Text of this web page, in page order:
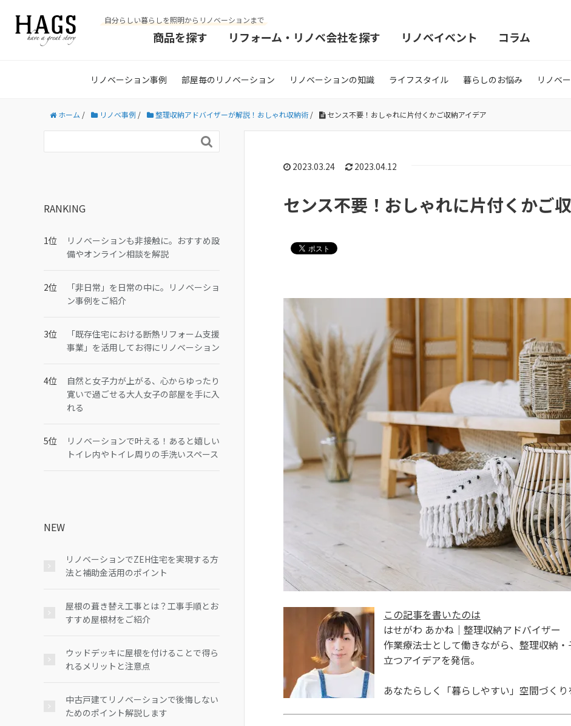
自分らしい暮らしを照明からリノベーションまで
商品を探す リフォーム・リノベ会社を探す リノベイベント コラム
リノベーション事例 部屋毎のリノベーション リノベーションの知識 ライフスタイル 暮らしのお悩み リノベ
ホーム / リノベ事例 / 整理収納アドバイザーが解説！おしゃれ収納術 / センス不要！おしゃれに片付くかご収納アイデア
2023.03.24 2023.04.12
センス不要！おしゃれに片付くかご
この記事を書いたのは
はせがわ あかね｜整理収納アドバイザー
作業療法士として働きながら、整理収納
立つアイデアを発信。
あなたらしく「暮らしやすい」空間づく

RANKING
リノベーションも非接触に。おすすめ設
備やオンライン相談を解説
「非日常」を日常の中に。リノベーショ
ン事例をご紹介
「既存住宅における断熱リフォーム支援
事業」を活用してお得にリノベーション
自然と女子力が上がる、心からゆったり
寛いで過ごせる大人女子の部屋を手に入
れる
リノベーションで叶える！あると嬉しい
トイレ内やトイレ周りの手洗いスペース
NEW
リノベーションでZEH住宅を実現する方
法と補助金活用のポイント
屋根の葺き替え工事とは？工事手順とお
すすめ屋根材をご紹介
ウッドデッキに屋根を付けることで得ら
れるメリットと注意点
中古戸建てリノベーションで後悔しない
ためのポイント解説します